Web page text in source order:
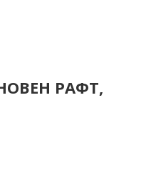
РАФТ,